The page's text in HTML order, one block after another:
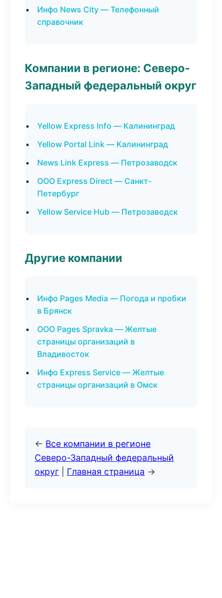
Инфо News City — Телефонный
справочник
Компании в регионе: Северо-
Западный федеральный округ
Yellow Express Info — Калининград
Yellow Portal Link — Калининград
News Link Express — Петрозаводск
ООО Express Direct — Санкт-
Петербург
Yellow Service Hub — Петрозаводск
Другие компании
Инфо Pages Media — Погода и пробки
в Брянск
ООО Pages Spravka — Желтые
страницы организаций в
Владивосток
Инфо Express Service — Желтые
страницы организаций в Омск
← Все компании в регионе
Северо-Западный федеральный
округ
Главная страница →